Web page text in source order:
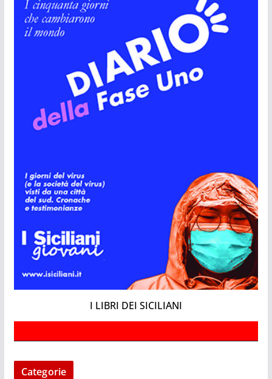
I LIBRI DEI SICILIANI
Categorie